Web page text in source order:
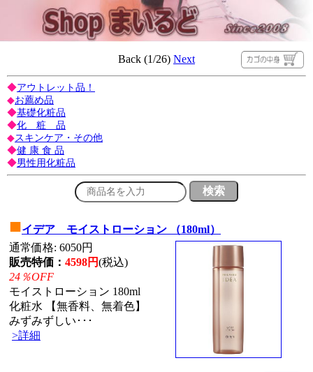
Back (1/26) Next
◆アウトレット品！
◆お薦め品
◆基礎化粧品
◆化 粧 品
◆スキンケア・その他
◆健 康 食 品
◆男性用化粧品
■イデア モイストローション （180ml）
通常価格: 6050円
販売特価： 4598円(税込)
24％OFF
モイストローション 180ml
化粧水 【無香料、無着色】
みずみずしい･･･
>詳細